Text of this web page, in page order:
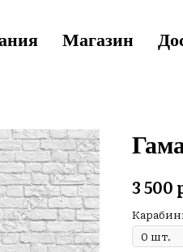
Магазин
3 500